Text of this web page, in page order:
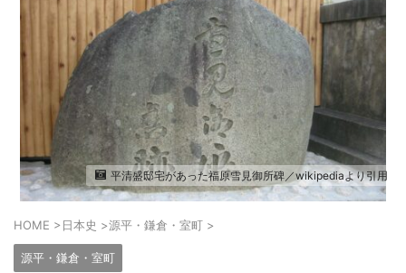
平清盛邸宅があった福原雪見御所碑／wikipediaより引用
HOME >日本史 >源平・鎌倉・室町 >
源平・鎌倉・室町